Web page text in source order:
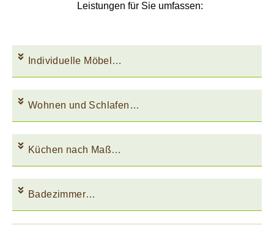
Leistungen für Sie umfassen:
Individuelle Möbel…
Wohnen und Schlafen…
Küchen nach Maß…
Badezimmer…